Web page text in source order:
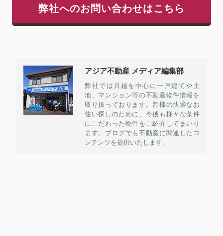
弊社へのお問い合わせはこちら
アジア不動産 メディア編集部
弊社では川越を中心に一戸建てや土
地、マンション等の不動産物件情報を
取り扱っております。皆様の快適なお
住い探しのために、今後も様々な条件
にこだわった物件をご紹介してまいり
ます。ブログでも不動産に関連したコ
ンテンツを提供いたします。